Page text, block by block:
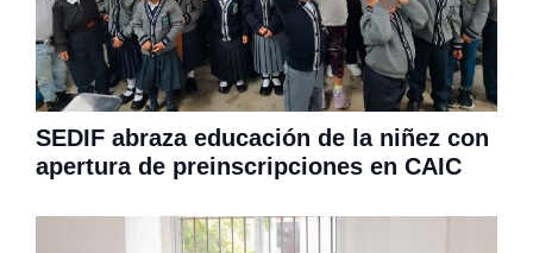
SEDIF abraza educación de la niñez con
apertura de preinscripciones en CAIC